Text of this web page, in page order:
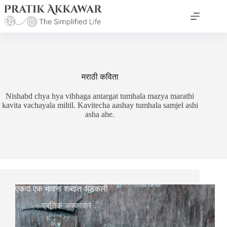
Skip
to
content
मराठी कविता
Nishabd chya hya vibhaga antargat tumhala mazya marathi
kavita vachayala miltil. Kavitecha aashay tumhala samjel ashi
asha ahe.
एकदा एक भावना शब्दांत अडकली
~ प्रतिक अक्कावार